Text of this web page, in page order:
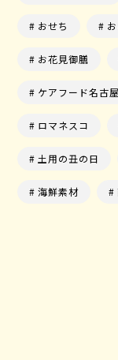
おせち
お花見御膳
ケアフード名古屋
ロマネスコ
土用の丑の日
海鮮素材